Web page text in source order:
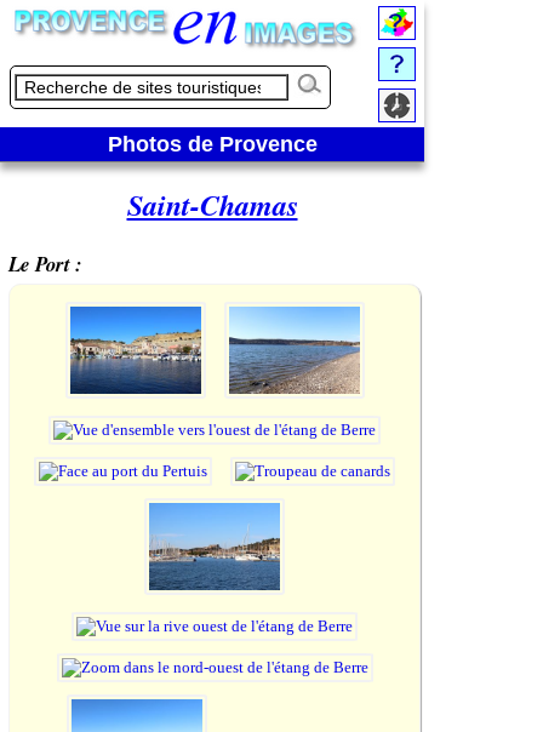
Photos de Provence
Saint-Chamas
Le Port :